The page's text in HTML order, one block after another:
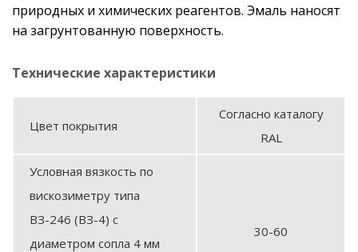
природных и химических реагентов. Эмаль наносят
на загрунтованную поверхность.
Технические характеристики
Цвет покрытия
Согласно каталогу
RAL
Условная вязкость по
вискозиметру типа
ВЗ-246 (ВЗ-4) с
диаметром сопла 4 мм
30-60